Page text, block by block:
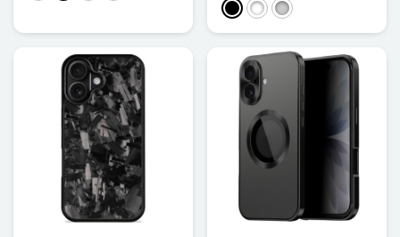
MustaValkoinenTransparent